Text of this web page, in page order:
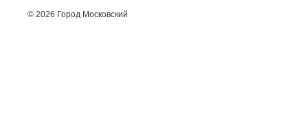
© 2026 Город Московский